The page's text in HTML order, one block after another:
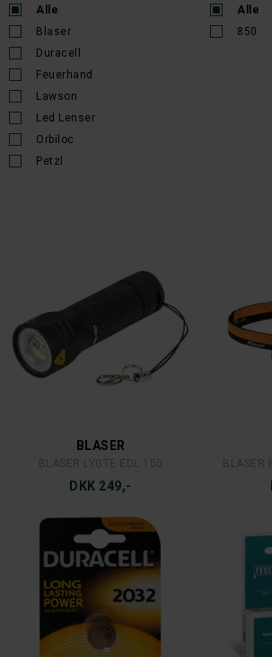
Alle
Blaser
Duracell
Feuerhand
Lawson
Led Lenser
Orbiloc
Petzl
Alle
850
BLASER
DKK 249,-